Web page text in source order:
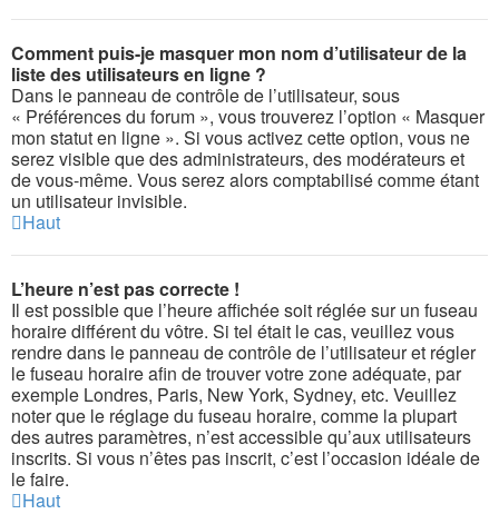
Comment puis-je masquer mon nom d’utilisateur de la
liste des utilisateurs en ligne ?
Dans le panneau de contrôle de l’utilisateur, sous
« Préférences du forum », vous trouverez l’option « Masquer
mon statut en ligne ». Si vous activez cette option, vous ne
serez visible que des administrateurs, des modérateurs et
de vous-même. Vous serez alors comptabilisé comme étant
un utilisateur invisible.
Haut
L’heure n’est pas correcte !
Il est possible que l’heure affichée soit réglée sur un fuseau
horaire différent du vôtre. Si tel était le cas, veuillez vous
rendre dans le panneau de contrôle de l’utilisateur et régler
le fuseau horaire afin de trouver votre zone adéquate, par
exemple Londres, Paris, New York, Sydney, etc. Veuillez
noter que le réglage du fuseau horaire, comme la plupart
des autres paramètres, n’est accessible qu’aux utilisateurs
inscrits. Si vous n’êtes pas inscrit, c’est l’occasion idéale de
le faire.
Haut